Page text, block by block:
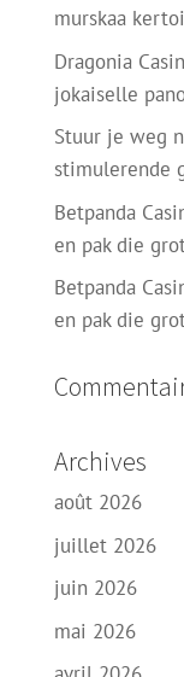
murskaa
Dragonia
jokaiselle
Stuur je weg
stimulerende
Betpanda
en pak die
Betpanda
en pak die
Archives
août 2026
juillet 2026
juin 2026
mai 2026